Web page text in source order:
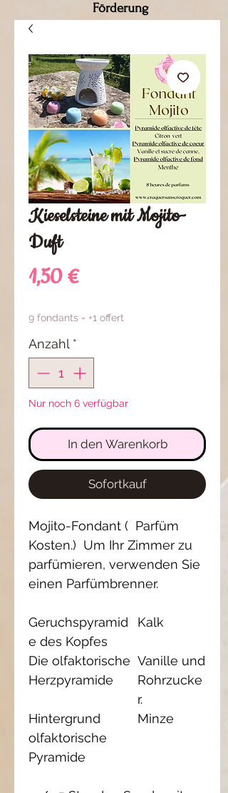
Förderung
Kieselsteine mit Mojito-
Duft
1,50 €Preis
9 fondants = +1 offert
Anzahl *
Nur noch 6 verfügbar
In den Warenkorb
Sofortkauf
Mojito-Fondant ( Parfüm
Kosten.) Um Ihr Zimmer zu
parfümieren, verwenden Sie
einen Parfümbrenner.
Geruchspyramid
e des Kopfes
Kalk
Die olfaktorische
Herzpyramide
Vanille und
Rohrzucke
r.
Hintergrund
olfaktorische
Pyramide
Minze